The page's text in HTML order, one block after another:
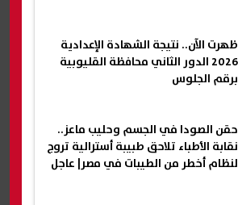
ظهرت الآن.. نتيجة الشهادة الإعدادية
2026 الدور الثاني محافظة القليوبية
برقم الجلوس
حقن الصودا في الجسم وحليب ماعز..
نقابة الأطباء تلاحق طبيبة أسترالية تروج
لنظام أخطر من الطيبات في مصر| عاجل